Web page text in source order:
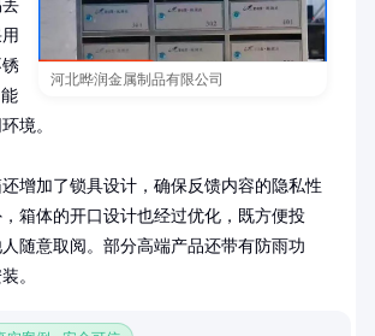
河北晔润金属制品有限公司
境。
增加了锁具设计，确保反馈内容的隐私性
箱体的开口设计也经过优化，既方便投
随意取阅。部分高端产品还带有防雨功
。